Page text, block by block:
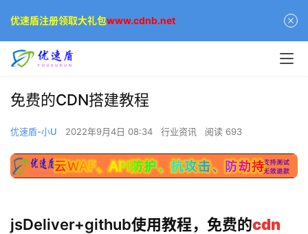
免费的CDN搭建教程
优速盾-小U 2022年9月4日 08:34 行业资讯 阅读 693
jsDeliver+github使用教程，免费的cdn
优速盾注册领取大礼包www.cdnb.net